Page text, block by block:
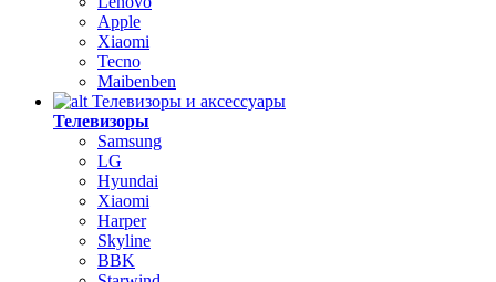
Apple
Xiaomi
Tecno
Maibenben
Телевизоры и аксессуары
Телевизоры
Samsung
LG
Hyundai
Xiaomi
Harper
Skyline
BBK